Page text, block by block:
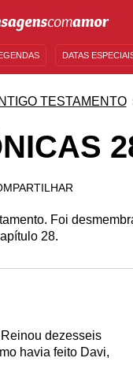
DATAS
TESTAMENTO
Foi
28.
dezesseis
havia feito Davi,